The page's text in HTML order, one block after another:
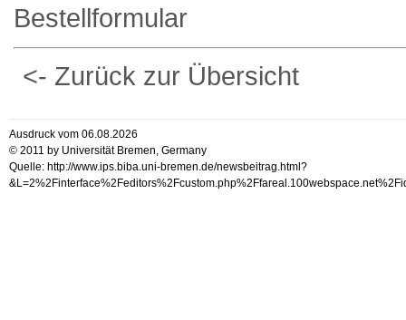
Bestellformular
<- Zurück zur Übersicht
Ausdruck vom 06.08.2026
© 2011 by Universität Bremen, Germany
Quelle: http://www.ips.biba.uni-bremen.de/newsbeitrag.html?